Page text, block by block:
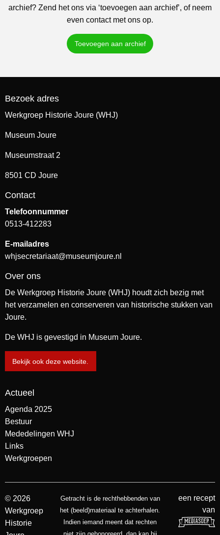
archief? Zend het ons via ‘toevoegen aan archief’, of neem
even contact met ons op.
Toevoegen aan archief
Bezoek adres
Werkgroep Historie Joure (WHJ)
Museum Joure
Museumstraat 2
8501 CD Joure
Contact
Telefoonnummer
0513-412283
E-mailadres
whjsecretariaat@museumjoure.nl
Over ons
De Werkgroep Historie Joure (WHJ) houdt zich bezig met
het verzamelen en conserveren van historische stukken van
Joure.
De WHJ is gevestigd in Museum Joure.
Bekijk ook deze website.
Actueel
Agenda 2025
Bestuur
Mededelingen WHJ
Links
Werkgroepen
© 2026
Werkgroep
Historie
Getracht is de rechthebbenden van
het (beeld)materiaal te achterhalen.
Indien iemand meent dat rechten
een recept
van